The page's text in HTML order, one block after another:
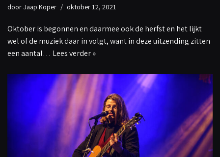
door Jaap Koper oktober 12, 2021
Oktober is begonnen en daarmee ook de herfst en het lijkt
wel of de muziek daar in volgt, want in deze uitzending zitten
een aantal… Lees verder »